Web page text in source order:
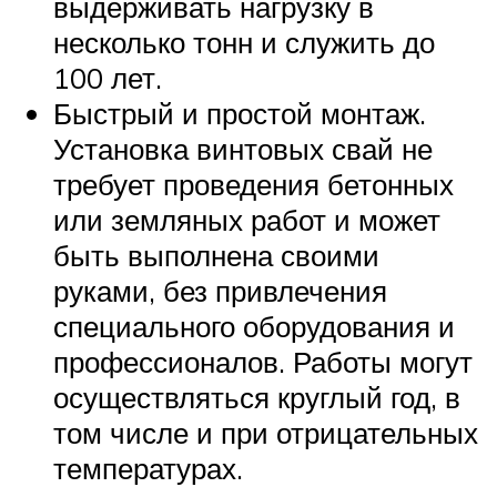
несколько тонн и служить до
100 лет.
Быстрый и простой монтаж.
Установка винтовых свай не
требует проведения бетонных
или земляных работ и может
быть выполнена своими
руками, без привлечения
специального оборудования и
профессионалов. Работы могут
осуществляться круглый год, в
том числе и при отрицательных
температурах.